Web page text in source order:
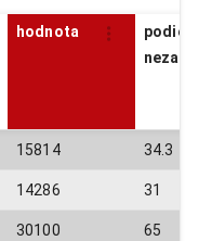
hodnota
podiel z
15814 34.3
14286 31
30100 65